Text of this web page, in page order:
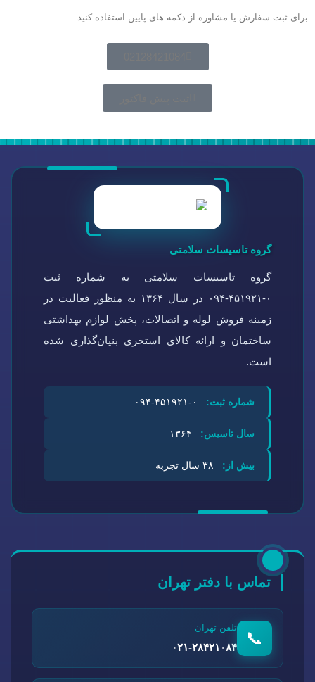
برای ثبت سفارش یا مشاوره از دکمه های پایین استفاده کنید.
گروه تاسیسات سلامتی
گروه تاسیسات سلامتی به شماره ثبت
۰-۴۵۱۹۲۱-۰۹۴ در سال ۱۳۶۴ به منظور فعالیت در
زمینه فروش لوله و اتصالات، پخش لوازم بهداشتی
ساختمان و ارائه کالای استخری بنیان‌گذاری شده
است.
شماره ثبت:
سال تاسیس:
بیش از:
تماس با دفتر تهران
📞
تلفن تهران
۰۲۱-۲۸۴۲۱۰۸۴